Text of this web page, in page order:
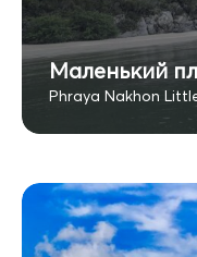
Маленький
Phraya Nakhon